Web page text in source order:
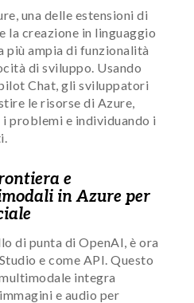
una delle estensioni di
la creazione in linguaggio
più ampia di funzionalità
di sviluppo. Usando
Chat, gli sviluppatori
le risorse di Azure,
problemi e individuando i
e
in Azure per
di punta di OpenAI, è ora
e come API. Questo
integra
e audio per